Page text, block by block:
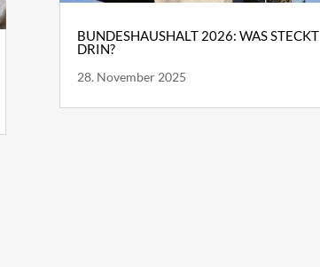
BUNDESHAUSHALT 2026: WAS STECKT
DRIN?
28. November 2025